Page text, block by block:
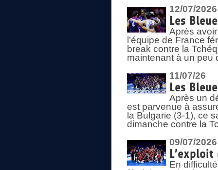
12/07/2026
Les
Après
l’équipe de France
break contre la
maintenant à un peu
11/07/26
Les
Après un
est parvenue à
la Bulgarie (3-1), ce
dimanche contre la
09/07/2026
En